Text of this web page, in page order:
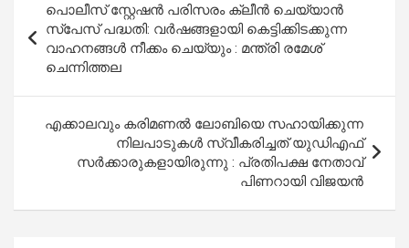
navigation
പൊലീസ് സ്റ്റേഷൻ പരിസരം ക്ലീൻ ചെയ്യാൻ
സ്പേസ് പദ്ധതി: വർഷങ്ങളായി കെട്ടിക്കിടക്കുന്ന
വാഹനങ്ങൾ നീക്കം ചെയ്യും : മന്ത്രി രമേശ്
ചെന്നിത്തല
എക്കാലവും കരിമണൽ ലോബിയെ സഹായിക്കുന്ന
നിലപാടുകൾ സ്വീകരിച്ചത് യുഡിഎഫ്
സർക്കാരുകളായിരുന്നു : പ്രതിപക്ഷ നേതാവ്
പിണറായി വിജയൻ